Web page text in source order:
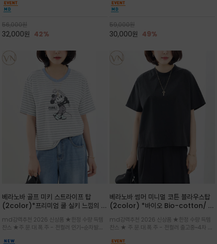
있는 드롭숄더와 7부 소매가 더해져 팔 라인을
자연스럽게 커버해주는 아이템/얇고 가벼운 터
치감으로 편안
56,000원
32,000원 42%
유 있는 핏과 경쾌한 기장감이 자연스럽게 체형
을 커버/빈티지한 레터링 프린트가 은근한 포인
트가 되어 데님이나 린넨 팬츠와 감
59,000원
30,000원 49%
베라노바 골프 미키 스트라이프 탑
(2color)*프리미엄 쿨 실키 느낌의 폴
내 ★골프 미키티 포함 구매및 20만원
넘는 구매고객님께는 타이틀리스트 베라
노바 골프공 2피스 3구 증정(소진시 마
md강력추천 2026 신상품 ★한정 수량 득템
찬스 ★주.문.대.폭.주 - 전컬러 인기~순차발송
베라노바 썸머 미니멀 코튼 블라우스탑
(2color) *바이오 Bio-cotton/ 시
럼 편안하지만 블라우스처럼 단정한 무
드가 느껴지는 코튼 블라우스 탑
md강력추천 2026 신상품 ★한정 수량 득템
찬스 ★ 주.문.대.폭.주 - 전컬러 출고중~4차 리